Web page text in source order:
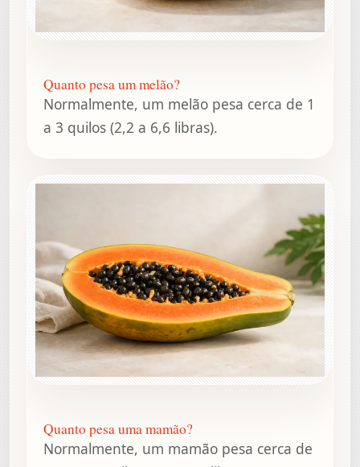
Quanto pesa um melão?
Normalmente, um melão pesa cerca de 1
a 3 quilos (2,2 a 6,6 libras).
Quanto pesa uma mamão?
Normalmente, um mamão pesa cerca de